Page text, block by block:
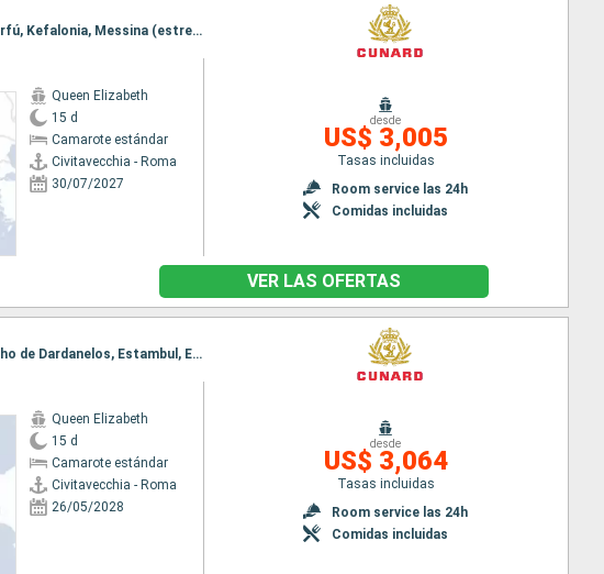
Itinerario : Civitavecchia - Roma, La Valetta, Split, Zadar, Trieste, Dubrovnik, Corfú, Kefalonia, Messina (estrecho), Salerno, Civitavecchia - Roma
Queen Elizabeth
15 d
Camarote estándar
Civitavecchia - Roma
30/07/2027
desde
US$ 3,005
Tasas incluidas
Room service las 24h
Comidas incluidas
VER LAS OFERTAS
Itinerario : Civitavecchia - Roma, Messina (estrecho), Katakolon, Rodas, Estrecho de Dardanelos, Estambul, Estrecho de Dardanelos, Kusadasi, Mykonos, El Pireo Atenas, Nápoles, Civitavecchia - Roma
Queen Elizabeth
15 d
Camarote estándar
Civitavecchia - Roma
26/05/2028
desde
US$ 3,064
Tasas incluidas
Room service las 24h
Comidas incluidas